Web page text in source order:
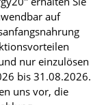
auf
nur einzulösen
bis 31.08.2026.
uns vor, die